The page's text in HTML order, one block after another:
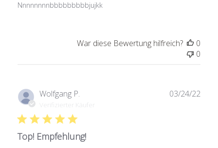
Nnnnnnnnbbbbbbbbbjujkk
War diese Bewertung hilfreich?
0
0
Wolfgang P.
Verifizierter Käufer
Top! Empfehlung!
03/24/22